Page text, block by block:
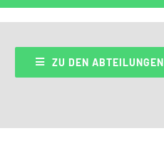
ZU DEN ABTEILUNGEN